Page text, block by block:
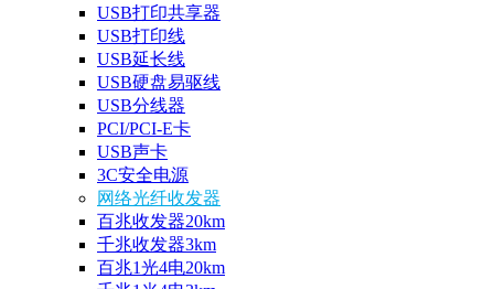
USB打印共享器
USB打印线
USB延长线
USB硬盘易驱线
USB分线器
PCI/PCI-E卡
USB声卡
3C安全电源
网络光纤收发器
百兆收发器20km
千兆收发器3km
百兆1光4电20km